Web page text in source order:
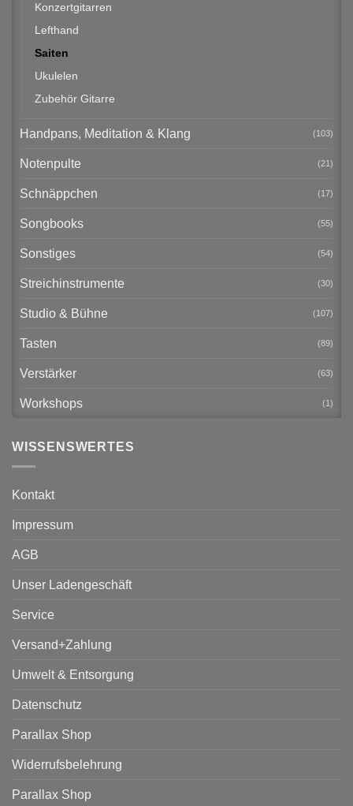
Konzertgitarren
Lefthand
Saiten
Ukulelen
Zubehör Gitarre
Handpans, Meditation & Klang (103)
Notenpulte (21)
Schnäppchen (17)
Songbooks (55)
Sonstiges (54)
Streichinstrumente (30)
Studio & Bühne (107)
Tasten (89)
Verstärker (63)
Workshops (1)
WISSENSWERTES
Kontakt
Impressum
AGB
Unser Ladengeschäft
Service
Versand+Zahlung
Umwelt & Entsorgung
Datenschutz
Parallax Shop
Widerrufsbelehrung
Parallax Shop